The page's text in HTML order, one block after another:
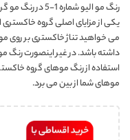
رنگ مو الیو
یکی از مزایای اصلی گروه خاکستری
می خواهید تناژ خاکستری بر روی
داشته باشد. در غیر اینصورت رنگ
استفاده از رنگ موهای گروه
موهای شما از بین می برد.